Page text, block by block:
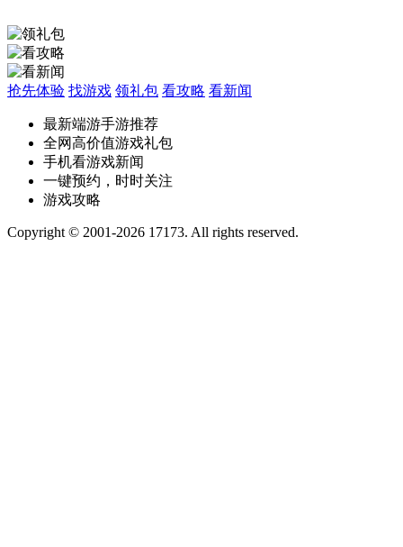
抢先体验 找游戏 领礼包 看攻略 看新闻
最新端游手游推荐
全网高价值游戏礼包
手机看游戏新闻
一键预约，时时关注
游戏攻略
Copyright © 2001-2026 17173. All rights reserved.